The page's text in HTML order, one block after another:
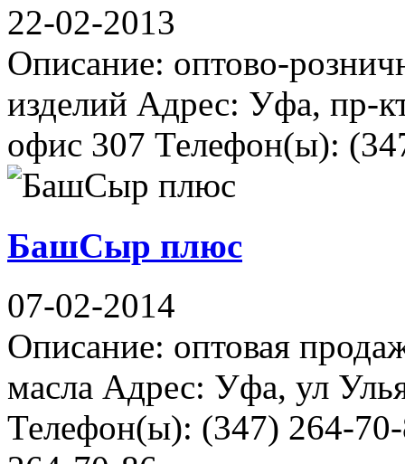
22-02-2013
Описание: оптово-
изделий Адрес: Уфа, пр-
офис 307 Телефон(ы):
БашСыр плюс
07-02-2014
Описание: оптовая
масла Адрес: Уфа, ул
Телефон(ы): (347) 264-